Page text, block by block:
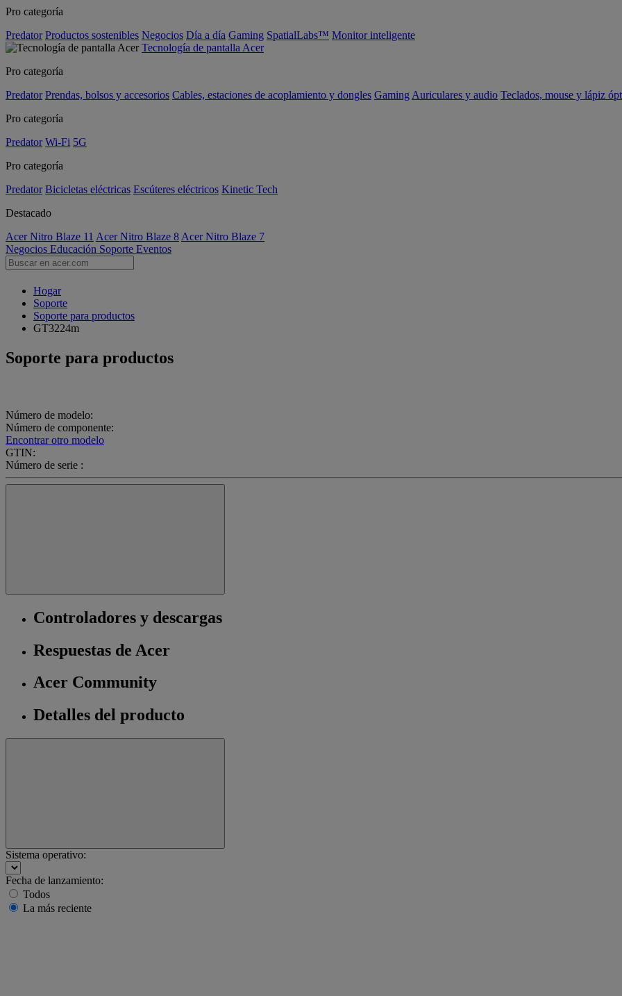
Pro categoría
Predator Productos sostenibles Negocios Día a día Gaming SpatialLabs™ Monitor inteligente
Tecnología de pantalla Acer
Pro categoría
Predator Prendas, bolsos y accesorios Cables, estaciones de acoplamiento y dongles Gaming Auriculares y audio Teclados, mouse y lápiz
Pro categoría
Predator Wi-Fi 5G
Pro categoría
Predator Bicicletas eléctricas Escúteres eléctricos Kinetic Tech
Destacado
Acer Nitro Blaze 11 Acer Nitro Blaze 8 Acer Nitro Blaze 7
Negocios Educación Soporte Eventos
Hogar
Soporte
Soporte para productos
GT3224m
Soporte para productos
Número de modelo:
Número de componente:
Encontrar otro modelo
GTIN:
Número de serie :
Controladores y descargas
Respuestas de Acer
Acer Community
Detalles del producto
Sistema operativo:
Fecha de lanzamiento:
Todos
La más reciente